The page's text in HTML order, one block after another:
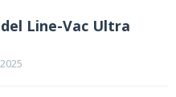
Line-Vac Ultra